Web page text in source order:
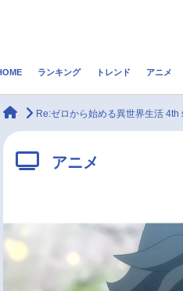
ゲーム・アプリ
アニメ記事
声優記事一覧
ランキング トレンド アニメ
animateTimes
Re:ゼロから始める異世界生活 4th
アニメ